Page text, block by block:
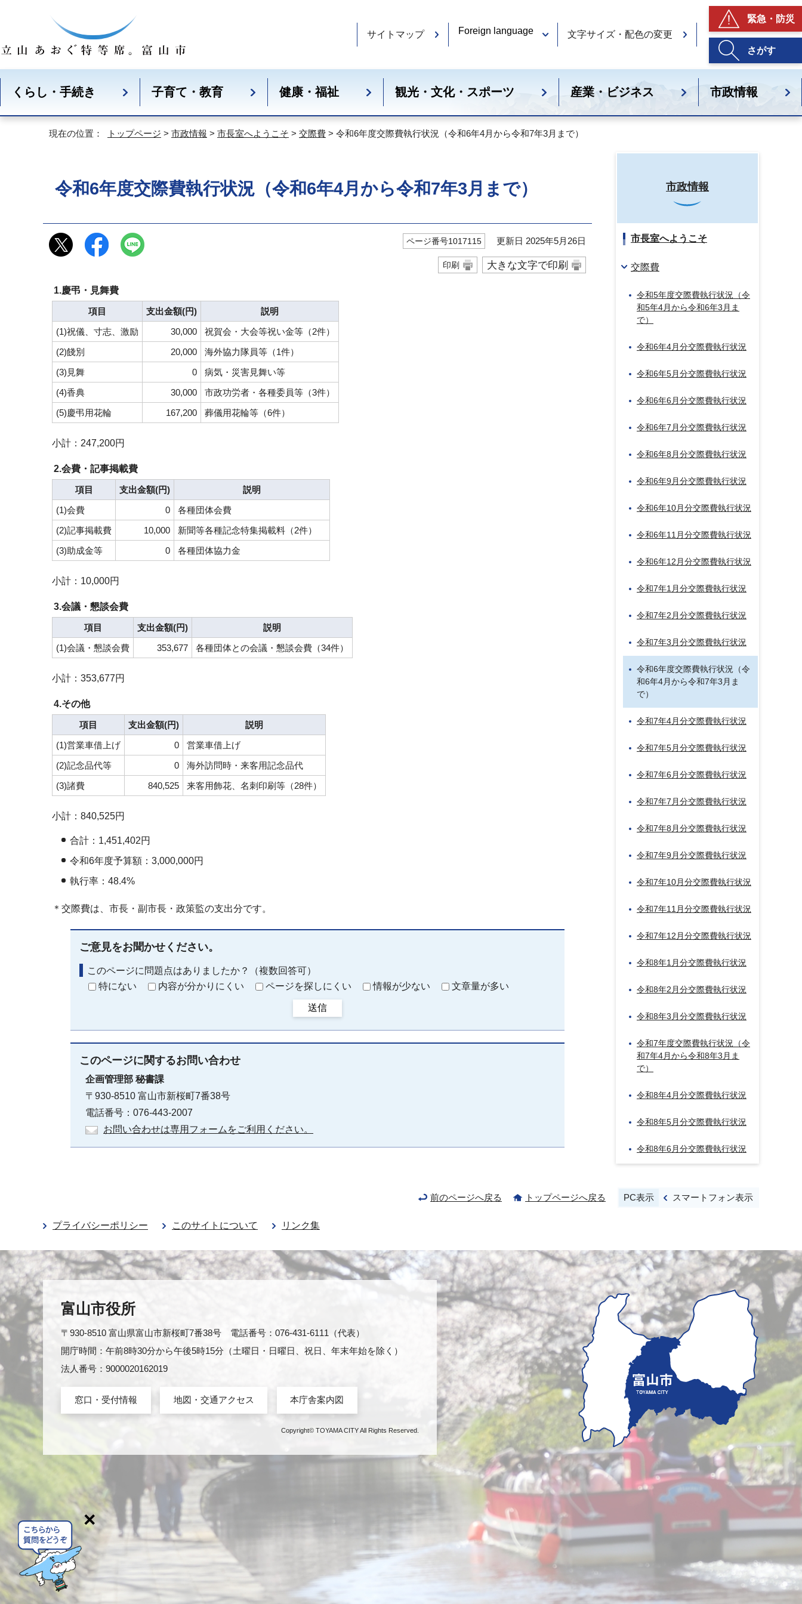
サイトマップ Foreign language 文字サイズ・配色の変更
緊急・防災
さがす
くらし・手続き 子育て・教育 健康・福祉 観光・文化・スポーツ 産業・ビジネス 市政情報
現在の位置： トップページ > 市政情報 > 市長室へようこそ > 交際費 > 令和6年度交際費執行状況（令和6年4月から令和7年3月まで）
令和6年度交際費執行状況（令和6年4月から令和7年3月まで）
ページ番号1017115 更新日 2025年5月26日
印刷 大きな文字で印刷
1.慶弔・見舞費
項目 支出金額(円)
説明
(1)祝儀、寸志、激励
30,000
祝賀会・大会等祝い金等（2件）
(2)餞別
20,000
海外協力隊員等（1件）
(3)見舞
0
病気・災害見舞い等
(4)香典
30,000
市政功労者・各種委員等（3件）
(5)慶弔用花輪
167,200 葬儀用花輪等（6件）
小計：247,200円
2.会費・記事掲載費
項目 支出金額(円)
説明
(1)会費
0
各種団体会費
(2)記事掲載費
10,000
新聞等各種記念特集掲載料（2件）
(3)助成金等
0 各種団体協力金
小計：10,000円
3.会議・懇談会費
項目 支出金額(円)
説明
(1)会議・懇談会費
353,677 各種団体との会議・懇談会費（34件）
小計：353,677円
4.その他
項目 支出金額(円)
説明
(1)営業車借上げ
0
営業車借上げ
(2)記念品代等
0
海外訪問時・来客用記念品代
(3)諸費
840,525 来客用飾花、名刺印刷等（28件）
小計：840,525円
合計：1,451,402円
令和6年度予算額：3,000,000円
執行率：48.4%
＊交際費は、市長・副市長・政策監の支出分です。
ご意見をお聞かせください。
このページに問題点はありましたか？（複数回答可）
特にない
内容が分かりにくい ページを探しにくい 情報が少ない 文章量が多い
送信
このページに関するお問い合わせ
企画管理部 秘書課
〒930-8510 富山市新桜町7番38号
電話番号：076-443-2007
お問い合わせは専用フォームをご利用ください。
市政情報
市長室へようこそ
交際費
令和5年度交際費執行状況（令
和5年4月から令和6年3月ま
で）
令和6年4月分交際費執行状況
令和6年5月分交際費執行状況
令和6年6月分交際費執行状況
令和6年7月分交際費執行状況
令和6年8月分交際費執行状況
令和6年9月分交際費執行状況
令和6年10月分交際費執行状況
令和6年11月分交際費執行状況
令和6年12月分交際費執行状況
令和7年1月分交際費執行状況
令和7年2月分交際費執行状況
令和7年3月分交際費執行状況
令和6年度交際費執行状況（令
和6年4月から令和7年3月ま
で）
令和7年4月分交際費執行状況
令和7年5月分交際費執行状況
令和7年6月分交際費執行状況
令和7年7月分交際費執行状況
令和7年8月分交際費執行状況
令和7年9月分交際費執行状況
令和7年10月分交際費執行状況
令和7年11月分交際費執行状況
令和7年12月分交際費執行状況
令和8年1月分交際費執行状況
令和8年2月分交際費執行状況
令和8年3月分交際費執行状況
令和7年度交際費執行状況（令
和7年4月から令和8年3月ま
で）
令和8年4月分交際費執行状況
令和8年5月分交際費執行状況
令和8年6月分交際費執行状況
前のページへ戻る トップページへ戻る PC表示 スマートフォン表示
プライバシーポリシー このサイトについて リンク集
富山市役所
〒930-8510 富山県富山市新桜町7番38号 電話番号：076-431-6111（代表）
開庁時間：午前8時30分から午後5時15分（土曜日・日曜日、祝日、年末年始を除く）
法人番号：9000020162019
窓口・受付情報 地図・交通アクセス 本庁舎案内図
Copyright© TOYAMA CITY All Rights Reserved.
×